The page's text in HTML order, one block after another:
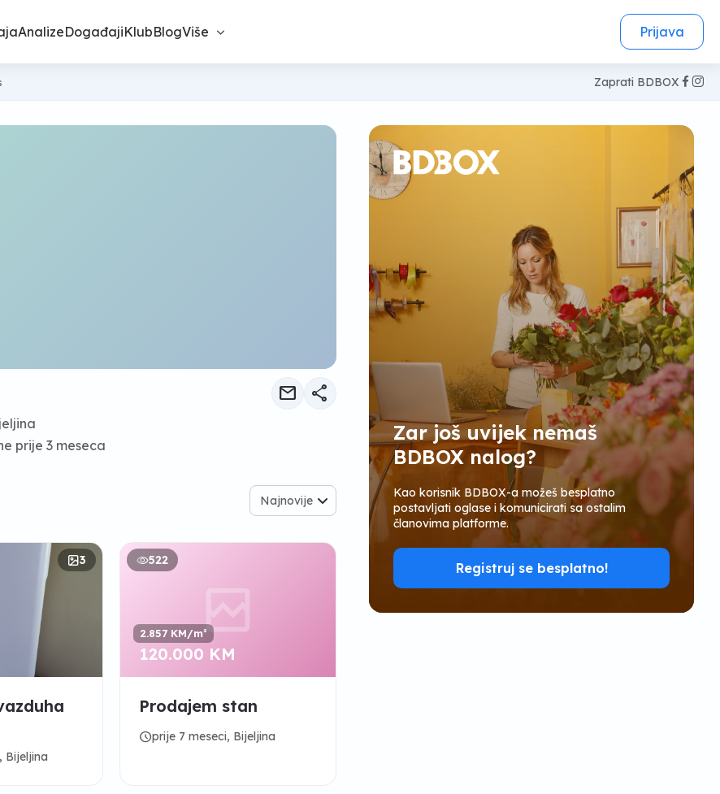
AnalizeDogađajiKlubBlogViše Prijava
Zaprati BDBOX
mail share
prije 3 meseca
Najnovije
3
Bijeljina
522
2.857 KM/m²
120.000 KM
Prodajem stan
scheduleprije 7 meseci, Bijeljina
Zar još uvijek nemaš
BDBOX nalog?
Kao korisnik BDBOX-a možeš besplatno
postavljati oglase i komunicirati sa ostalim
članovima platforme.
Registruj se besplatno!